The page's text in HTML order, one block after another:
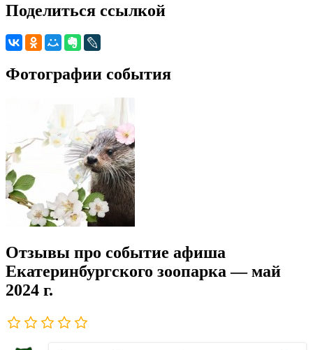
Поделиться ссылкой
Фотографии события
Отзывы про событие афиша
Екатеринбургского зоопарка — май
2024 г.